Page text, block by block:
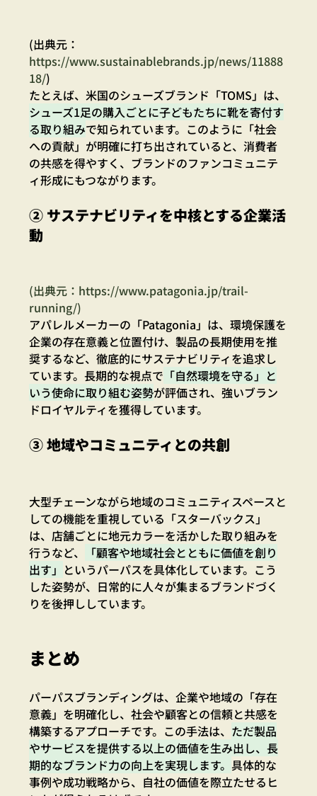
(出典元：
https://www.sustainablebrands.jp/news/11888
18/)
たとえば、米国のシューズブランド「TOMS」は、
シューズ1足の購入ごとに子どもたちに靴を寄付す
る取り組みで知られています。このように「社会
への貢献」が明確に打ち出されていると、消費者
の共感を得やすく、ブランドのファンコミュニテ
ィ形成にもつながります。
② サステナビリティを中核とする企業活
動
(出典元： https://www.patagonia.jp/trail-
running/)
アパレルメーカーの「Patagonia」は、環境保護を
企業の存在意義と位置付け、製品の長期使用を推
奨するなど、徹底的にサステナビリティを追求し
ています。長期的な視点で 「自然環境を守る」と
いう使命に取り組む姿勢が評価され、強いブラン
ドロイヤルティを獲得しています。
③ 地域やコミュニティとの共創
大型チェーンながら地域のコミュニティスペースと
しての機能を重視している「スターバックス」
は、店舗ごとに地元カラーを活かした取り組みを
行うなど、
「顧客や地域社会とともに価値を創り
出す」 というパーパスを具体化しています。こう
した姿勢が、日常的に人々が集まるブランドづく
りを後押ししています。
まとめ
パーパスブランディングは、企業や地域の「存在
意義」を明確化し、社会や顧客との信頼と共感を
構築するアプローチです。この手法は、 ただ製品
やサービスを提供する以上の価値を生み出し、長
期的なブランド力の向上を実現します。 具体的な
事例や成功戦略から、自社の価値を際立たせるヒ